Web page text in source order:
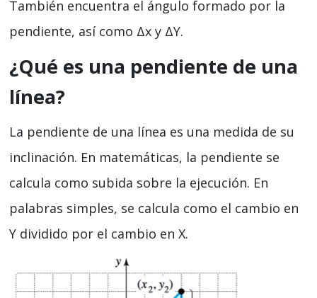
También encuentra el ángulo formado por la
pendiente, así como Δx y ΔY.
¿Qué es una pendiente de una
línea?
La pendiente de una línea es una medida de su
inclinación. En matemáticas, la pendiente se
calcula como subida sobre la ejecución. En
palabras simples, se calcula como el cambio en
Y dividido por el cambio en X.